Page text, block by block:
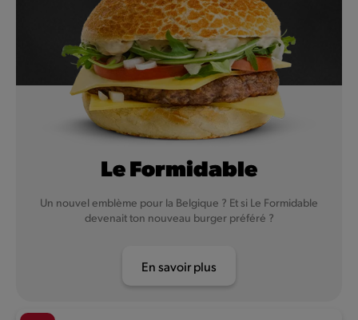
Le Formidable
Un nouvel emblème pour la Belgique ? Et si Le Formidable
devenait ton nouveau burger préféré ?
En savoir plus